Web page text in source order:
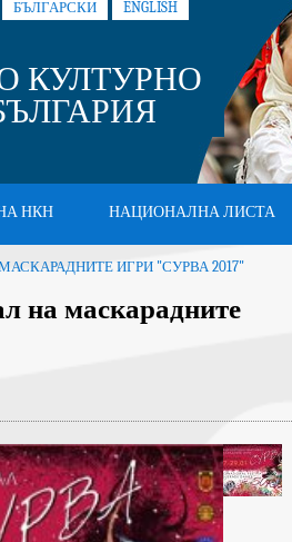
БЪЛГАРСКИ ENGLISH
КУЛТУРНО
НКН НАЦИОНАЛНА ЛИСТА
ИГРИ "СУРВА 2017"
на маскарадните